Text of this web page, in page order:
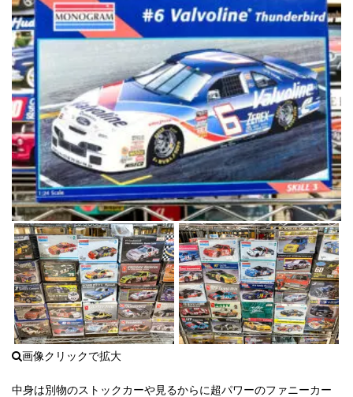
中身は別物のストックカーや見るからに超パワーのファニーカー